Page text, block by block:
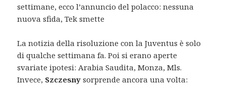
settimane, ecco l’annuncio del polacco: nessuna
nuova sfida, Tek smette
La notizia della risoluzione con la Juventus è solo
di qualche settimana fa. Poi si erano aperte
svariate ipotesi: Arabia Saudita, Monza, Mls.
Invece, Szczesny sorprende ancora una volta: